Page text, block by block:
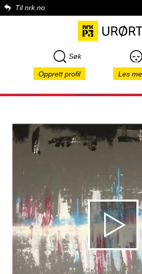
Til nrk.no
Søk
Opprett profil Les